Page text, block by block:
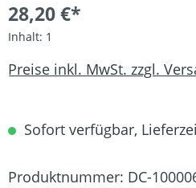
28,20 €*
Inhalt: 1
Preise inkl. MwSt. zzgl.
Sofort verfügbar,
Produktnummer: DC-